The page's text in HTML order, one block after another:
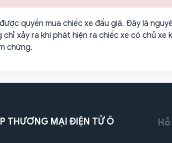
quyền mua chiếc xe đấu giá. Đây là
xảy ra khi phát hiện ra chiếc xe có chủ
chứng.
THƯƠNG MẠI ĐIỆN TỬ Ô